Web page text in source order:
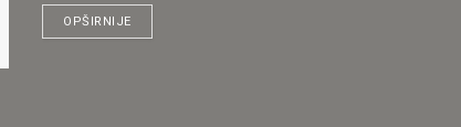
OPŠIRNIJE